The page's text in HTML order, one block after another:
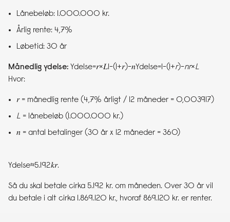
Lånebeløb: 1.000.000 kr.
Årlig rente: 4,7%
Løbetid: 30 år
Månedlig ydelse: Ydelse=𝑟×𝐿1−(1+𝑟)−𝑛Ydelse=1−(1+r)−nr×L
Hvor:
𝑟 = månedlig rente (4,7% årligt / 12 måneder = 0,003917)
L = lånebeløb (1.000.000 kr.)
𝑛 = antal betalinger (30 år x 12 måneder = 360)
Ydelse≈5.192𝑘𝑟.
Så du skal betale cirka 5.192 kr. om måneden. Over 30 år vil
du betale i alt cirka 1.869.120 kr., hvoraf 869.120 kr. er renter.